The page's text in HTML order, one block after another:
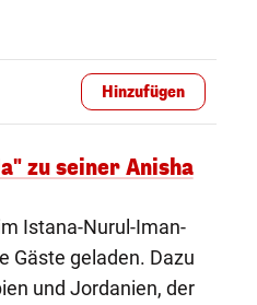
Hinzufügen
zu seiner Anisha
Istana-Nurul-Iman-
Gäste geladen. Dazu
und Jordanien, der